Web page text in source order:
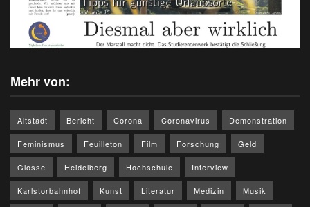
Mehr von:
Altstadt Bericht Corona Coronavirus Demonstration
Feminismus Feuilleton Film Forschung Geld
Glosse Heidelberg Hochschule Interview
Karlstorbahnhof Kunst Literatur Medizin Musik